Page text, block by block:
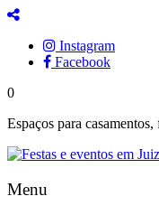
Instagram
Facebook
0
Espaços para
Menu